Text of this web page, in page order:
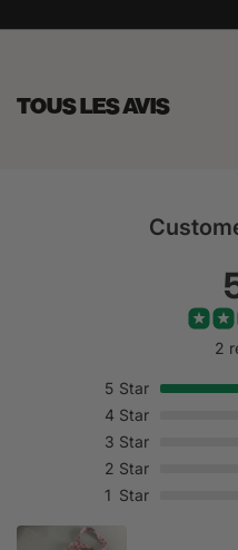
TOUS LES AVIS
2
5 Star
4 Star
3 Star
2 Star
1 Star